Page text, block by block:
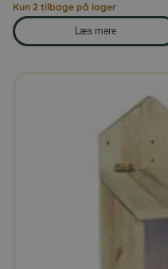
Kun 2 tilbage på lager
Læs mere
om produkten